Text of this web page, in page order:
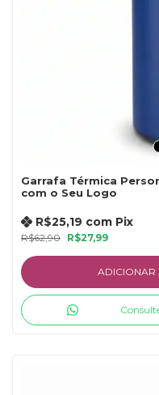
Garrafa Térmica
com o Seu Logo
R$62,90 R$27,99
R$25,19 com Pix
ADICIONAR